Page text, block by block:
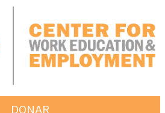
para el Trabajo y el Empleo
DONAR